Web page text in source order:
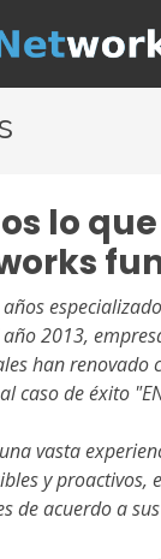
lo
año 2013,
han renovado
caso de éxito
vasta
y proactivos,
de acuerdo a